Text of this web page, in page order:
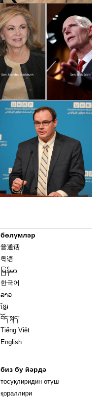
бөлүмләр
普通话
粤语
မြန်မာ
한국어
ລາວ
ខ្មែរ
བོད་སྐད།
Tiếng Việt
English
биз бу йәрдә
тосуқлиридин өтүш
қораллири